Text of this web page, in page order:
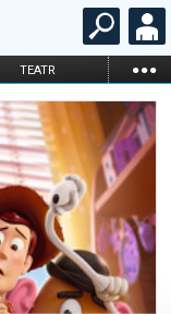
TEATR ...
STAND-UP
KARNETY